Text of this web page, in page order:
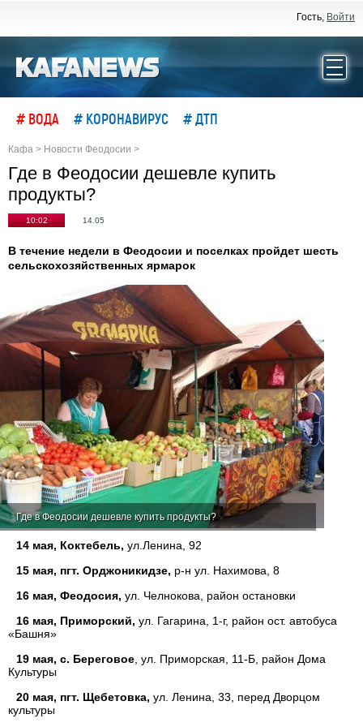
Гость, Войти
# ВОДА # КОРОНАВИРУС # ДТП
Кафа > Новости Феодосии >
Где в Феодосии дешевле купить
продукты?
10:02 14.05
В течение недели в Феодосии и поселках пройдет шесть
сельскохозяйственных ярмарок
Где в Феодосии дешевле купить продукты?
14 мая, Коктебель, ул.Ленина, 92
15 мая, пгт. Орджоникидзе, р-н ул. Нахимова, 8
16 мая, Феодосия, ул. Челнокова, район остановки
16 мая, Приморский, ул. Гагарина, 1-г, район ост. автобуса
«Башня»
19 мая, с. Береговое , ул. Приморская, 11-Б, район Дома
Культуры
20 мая, пгт. Щебетовка, ул. Ленина, 33, перед Дворцом
культуры